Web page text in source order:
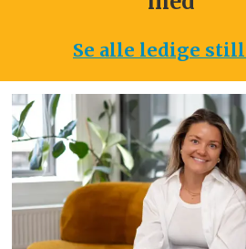
Se alle ledige